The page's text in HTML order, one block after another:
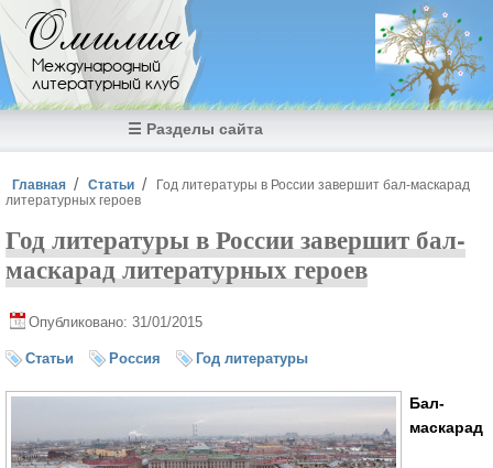
Перейти к основному содержанию
Омилия
Международный
литературный клуб
☰ Разделы сайта
Вы здесь
Главная Статьи
Год литературы в России завершит бал-маскарад
литературных героев
Год литературы в России завершит бал-
маскарад литературных героев
Опубликовано: 31/01/2015
Статьи Россия Год литературы
Бал-
маскарад